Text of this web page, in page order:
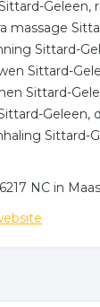
Geleen,
massage
Sittard-
Sittard-
Sittard-
Sittard-
NC in